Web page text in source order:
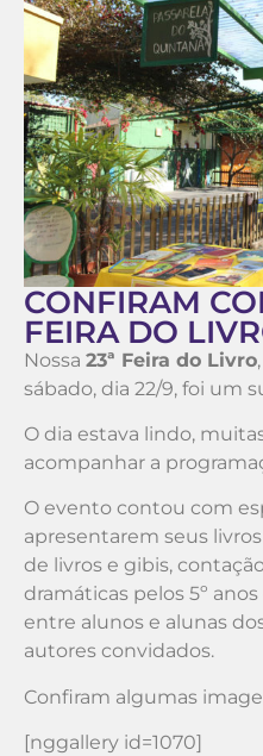
CONFIRAM
FEIRA DO
Nossa 23ª Feira do Livro
sábado, dia 22/9, foi um
O dia estava lindo,
acompanhar a
O evento contou com
apresentarem seus
de livros e gibis,
dramáticas pelos 5º
entre alunos e alunas
autores convidados.
Confiram algumas
[nggallery id=1070]